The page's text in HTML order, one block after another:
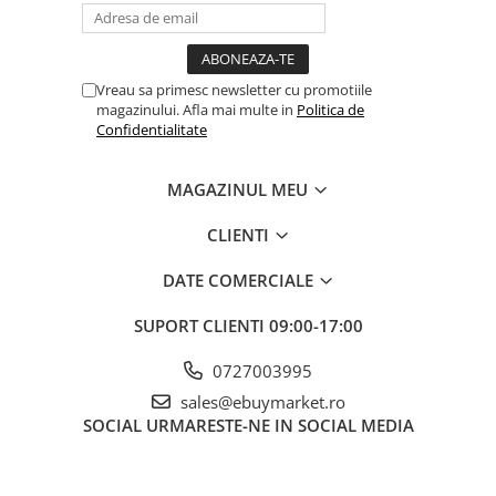
Banda adeziva
Costume si Deghizare
Fete Masa si Perdele Franjurate
Articole Craciun Bucatarie
Covorase Brad
Capac Protecție:
Capacul încorporat asigura ca scobitorile ramân curate și
protejate de impuritați.
Design Modern și Compact:
Cu un aspect elegant și dimensiuni reduse (9.5x6 cm),
utilizat în bucatarie, sufragerie sau birou.
Vreau sa primesc newsletter cu promotiile
magazinului. Afla mai multe in Politica de
Confidentialitate
MAGAZINUL MEU
CLIENTI
DATE COMERCIALE
SUPORT CLIENTI 09:00-17:00
0727003995
sales@ebuymarket.ro
SOCIAL URMARESTE-NE IN SOCIAL MEDIA